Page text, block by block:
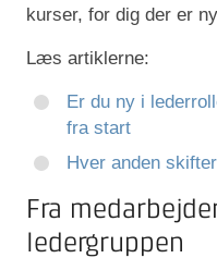
kurser, for dig der er
Læs artiklerne:
Er du ny i
fra start
Hver anden
Fra
ledergruppen